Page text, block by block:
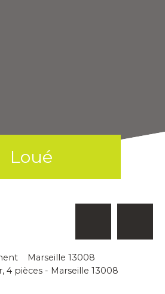
Loué
Marseille 13008
pièces - Marseille 13008